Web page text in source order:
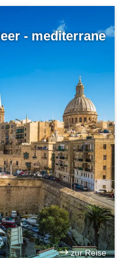
- mediterrane
zur Reise